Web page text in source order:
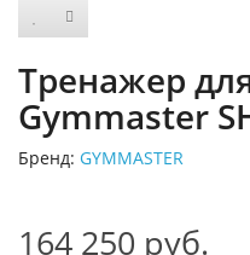
Тренажер
Gymmaster
Бренд: GYMMASTER
164 250 руб.